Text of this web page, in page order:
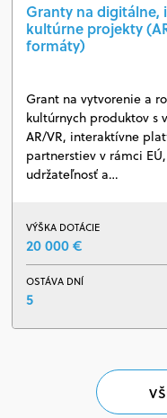
Granty na digitálne,
kultúrne projekty
formáty)
Grant na vytvorenie a
kultúrnych produktov s
AR/VR, interaktívne
partnerstiev v rámci
udržateľnosť a…
VÝŠKA DOTÁCIE
20 000 €
OSTÁVA DNÍ
5